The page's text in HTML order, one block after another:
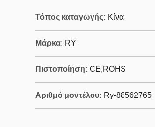
Τόπος καταγωγής: Κίνα
Μάρκα: RY
Πιστοποίηση: CE,ROHS
Αριθμό μοντέλου: Ry-88562765